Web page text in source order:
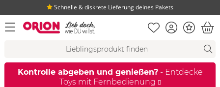
Schnelle & diskrete Lieferung deines Pakets
Menü öffnen Merkliste
KontoBonus
Kontrolle abgeben und genießen?- Entdecke
Toys mit Fernbedienung